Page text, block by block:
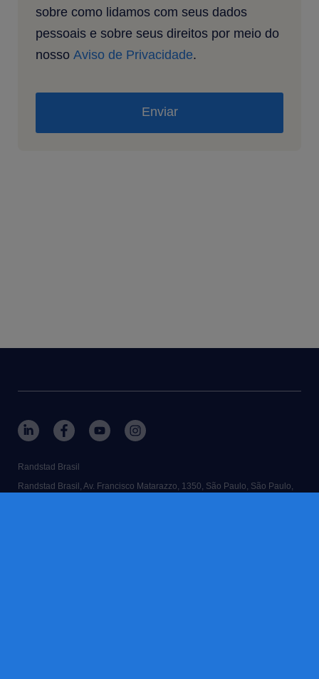
sobre como lidamos com seus dados
pessoais e sobre seus direitos por meio do
nosso Aviso de Privacidade.
Randstad Brasil
Randstad Brasil, Av. Francisco Matarazzo, 1350, São Paulo, São Paulo,